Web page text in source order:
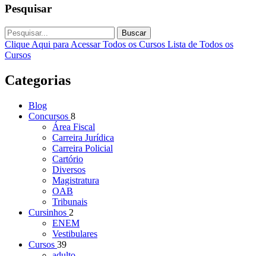
Pesquisar
Buscar
Clique Aqui para Acessar Todos os Cursos Lista de Todos os
Cursos
Categorias
Blog
Concursos 8
Área Fiscal
Carreira Jurídica
Carreira Policial
Cartório
Diversos
Magistratura
OAB
Tribunais
Cursinhos 2
ENEM
Vestibulares
Cursos 39